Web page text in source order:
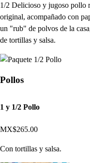
1/2 Delicioso y jugoso pollo
original, acompañado con
un "rub" de polvos de la
de tortillas y salsa.
Pollos
1 y 1/2 Pollo
MX$265.00
Con tortillas y salsa.